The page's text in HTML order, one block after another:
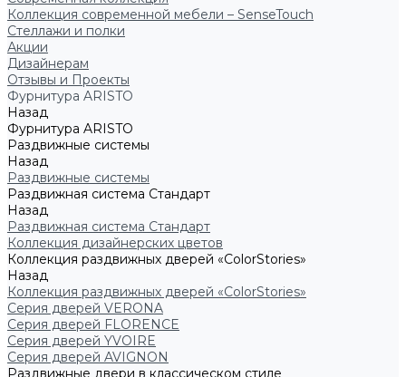
Коллекция современной мебели – SenseTouch
Стеллажи и полки
Акции
Дизайнерам
Отзывы и Проекты
Фурнитура ARISTO
Назад
Фурнитура ARISTO
Раздвижные системы
Назад
Раздвижные системы
Раздвижная система Стандарт
Назад
Раздвижная система Стандарт
Коллекция дизайнерских цветов
Коллекция раздвижных дверей «ColorStories»
Назад
Коллекция раздвижных дверей «ColorStories»
Серия дверей VERONA
Серия дверей FLORENCE
Серия дверей YVOIRE
Серия дверей AVIGNON
Раздвижные двери в классическом стиле